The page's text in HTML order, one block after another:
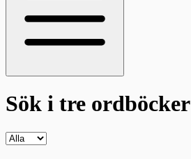
Sök i tre ordböcker